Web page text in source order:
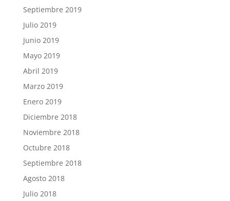
Septiembre 2019
Julio 2019
Junio 2019
Mayo 2019
Abril 2019
Marzo 2019
Enero 2019
Diciembre 2018
Noviembre 2018
Octubre 2018
Septiembre 2018
Agosto 2018
Julio 2018